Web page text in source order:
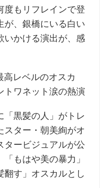
度もリフレインで登
が、銀橋にいる白い
いかける演出が、感
レベルのオスカ
トワネット涙の熱演
「黒髪の人」がトレ
スター・朝美絢がオ
タービジュアルが公
もはや美の暴力」
翻す」オスカルとし